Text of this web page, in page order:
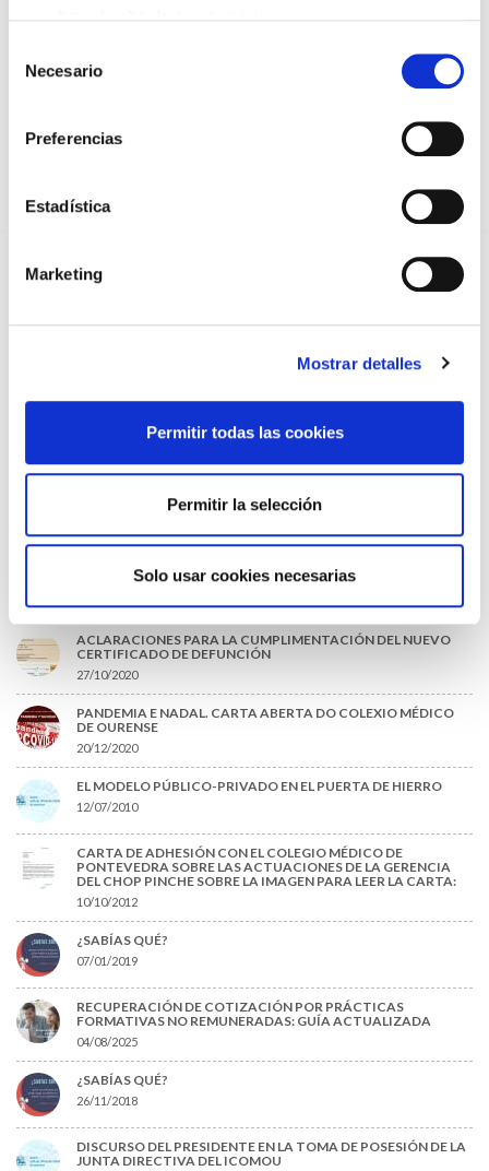
Necesario
Preferencias
Estadística
Marketing
Mostrar detalles
Permitir todas las cookies
Permitir la selección
Solo usar cookies necesarias
EL COLEGIO MÉDICO DE OURENSE CONVOCA EL I CERTAMEN
DE CASOS CLÍNICOS PARA MÉDICOS INTERNOS RESIDENTES
TRÁFICO SUPRIME LAS EXENCIONES MÉDICAS PARA EL USO
EL AUMENTO DE PRIMAS A MUFACE NO MEJORA LAS
09/07/2026
URGENTES ANTE LA SITUACIÓN CRÍTICA DEL SERVICIO DE
INFORME SOBRE LA CONSOLIDACIÓN DE GRADO A LAS/LOS
PUESTOS DE JEFATURA / DIRECCIÓN / COORDINACIÓN
SOSTENIBILIDAD Y SISTEMA SANITARIO: UN COMPROMISO
22/06/2026
LO MÁS LEÍDO
ACLARACIONES PARA LA CUMPLIMENTACIÓN DEL NUEVO
CERTIFICADO DE DEFUNCIÓN
27/10/2020
PANDEMIA E NADAL. CARTA ABERTA DO COLEXIO MÉDICO
DE OURENSE
20/12/2020
EL MODELO PÚBLICO-PRIVADO EN EL PUERTA DE HIERRO
12/07/2010
CARTA DE ADHESIÓN CON EL COLEGIO MÉDICO DE
PONTEVEDRA SOBRE LAS ACTUACIONES DE LA GERENCIA
DEL CHOP PINCHE SOBRE LA IMAGEN PARA LEER LA CARTA:
10/10/2012
¿SABÍAS QUÉ?
07/01/2019
RECUPERACIÓN DE COTIZACIÓN POR PRÁCTICAS
FORMATIVAS NO REMUNERADAS: GUÍA ACTUALIZADA
04/08/2025
¿SABÍAS QUÉ?
26/11/2018
DISCURSO DEL PRESIDENTE EN LA TOMA DE POSESIÓN DE LA
JUNTA DIRECTIVA DEL ICOMOU